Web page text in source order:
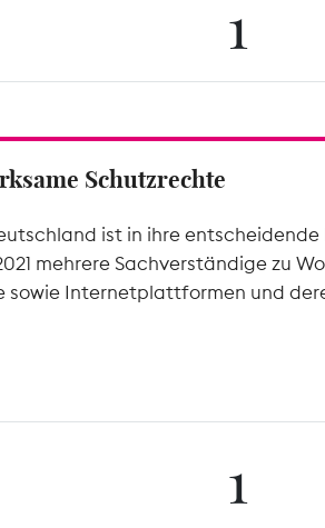
1
Schutzrechte
ist in ihre
mehrere Sachverständige zu
sowie Internetplattformen und
1